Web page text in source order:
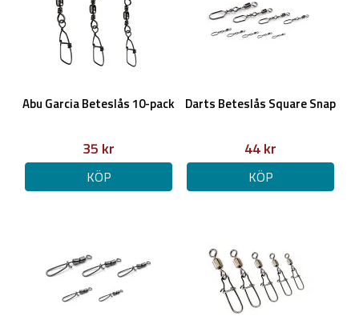
Abu Garcia Beteslås 10-pack
35 kr
KÖP
Darts Beteslås Square Snap
44 kr
KÖP